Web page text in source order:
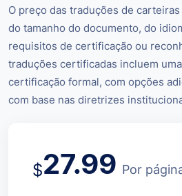
O preço das traduções de
do tamanho do documento, do
requisitos de certificação ou
traduções certificadas incluem
certificação formal, com opções
com base nas diretrizes
$27.99 Por